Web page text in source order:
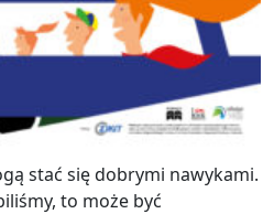
stać się dobrymi nawykami.
to może być